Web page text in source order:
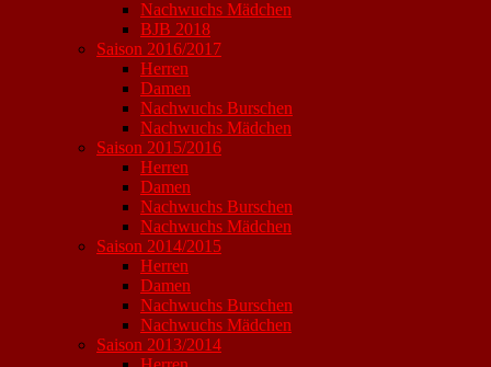
Nachwuchs Mädchen
BJB 2018
Saison 2016/2017
Herren
Damen
Nachwuchs Burschen
Nachwuchs Mädchen
Saison 2015/2016
Herren
Damen
Nachwuchs Burschen
Nachwuchs Mädchen
Saison 2014/2015
Herren
Damen
Nachwuchs Burschen
Nachwuchs Mädchen
Saison 2013/2014